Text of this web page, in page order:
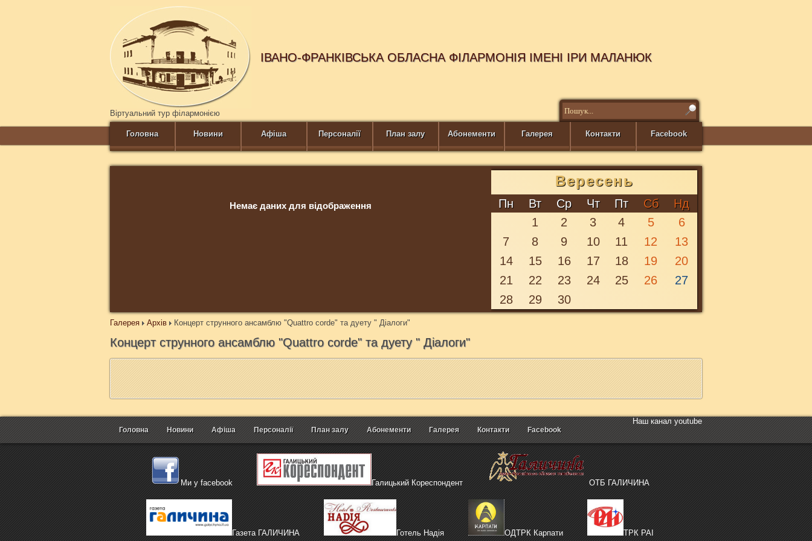
ІВАНО-ФРАНКІВСЬКА ОБЛАСНА ФІЛАРМОНІЯ ІМЕНІ ІРИ МАЛАНЮК
Віртуальний тур філармонією
Головна Новини Афіша Персоналії План залу Абонементи Галерея Контакти Facebook
Немає даних для відображення
Вересень
Пн Вт Ср Чт Пт Сб
Нд
1
2 3 4 5
6
7
8 9 10 11 12
13
14
15 16 17 18 19
20
21
22 23 24 25 26
27
28
29 30
Галерея Архів Концерт струнного ансамблю "Quattro corde" та дуету " Діалоги"
Концерт струнного ансамблю "Quattro corde" та дуету " Діалоги"
Головна Новини Афіша Персоналії План залу Абонементи Галерея Контакти Facebook
Наш канал youtube
Ми у facebook Галицький Кореспондент ОТБ ГАЛИЧИНА
Газета ГАЛИЧИНА Готель Надія ОДТРК Карпати ТРК РАІ